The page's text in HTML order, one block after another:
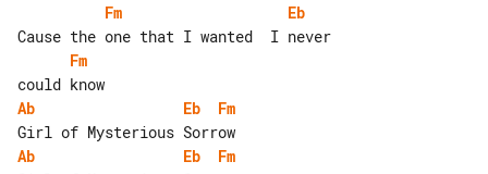
Fm
Eb
Fm
Ab
Eb
Fm
Ab
Eb
Fm